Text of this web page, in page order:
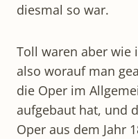
diesmal so war.
Toll waren aber
also worauf man
die Oper im
aufgebaut hat, und
Oper aus dem Jahr